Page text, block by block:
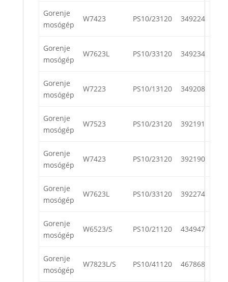
Gorenje
mosógép
W7423 PS10/23120 349224
Gorenje
mosógép
W7623L PS10/33120 349234
Gorenje
mosógép
W7223 PS10/13120 349208
Gorenje
mosógép
W7523 PS10/23120 392191
Gorenje
mosógép
W7423 PS10/23120 392190
Gorenje
mosógép
W7623L PS10/33120 392274
Gorenje
mosógép
W6523/S PS10/21120 434947
Gorenje
mosógép
W7823L/S PS10/41120 467868